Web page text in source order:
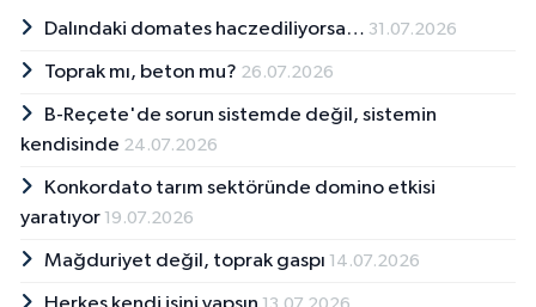
Dalındaki domates haczediliyorsa… 31.07.2026
Toprak mı, beton mu? 26.07.2026
B-Reçete'de sorun sistemde değil, sistemin
kendisinde 24.07.2026
Konkordato tarım sektöründe domino etkisi
yaratıyor 19.07.2026
Mağduriyet değil, toprak gaspı 14.07.2026